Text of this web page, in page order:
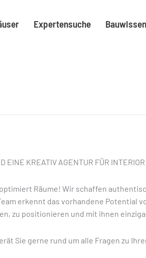
Expertensuche Bauwissen
EINE KREATIV AGENTUR FÜR INTERIOR
Räume! Wir schaffen
erkennt das vorhandene Potential
zu positionieren und mit ihnen
Sie gerne rund um alle Fragen zu